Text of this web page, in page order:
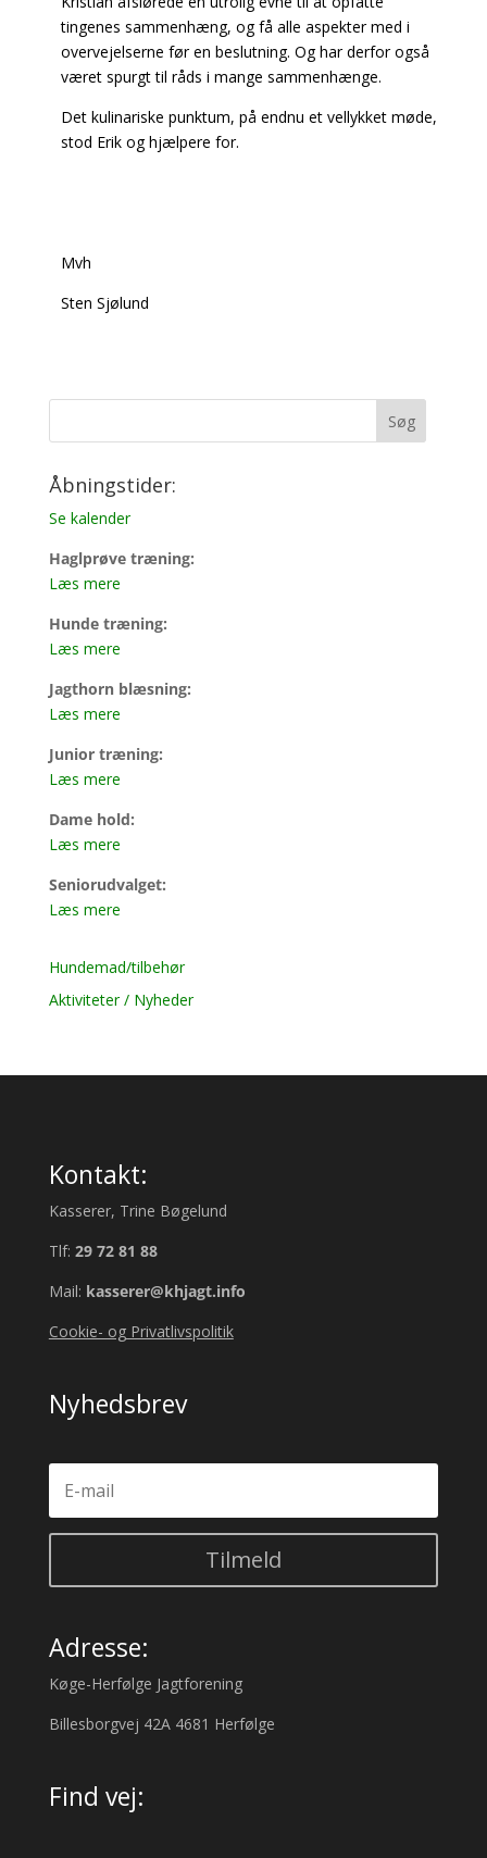
tingenes sammenhæng, og få alle aspekter med i
overvejelserne før en beslutning. Og har derfor også
været spurgt til råds i mange sammenhænge.
Det kulinariske punktum, på endnu et vellykket møde,
stod Erik og hjælpere for.
Mvh
Sten Sjølund
Åbningstider:
Se kalender
Haglprøve træning:
Læs mere
Hunde træning:
Læs mere
Jagthorn blæsning:
Læs mere
Junior træning:
Læs mere
Dame hold:
Læs mere
Seniorudvalget:
Læs mere
Hundemad/tilbehør
Aktiviteter / Nyheder
Kontakt:
Kasserer, Trine Bøgelund
Tlf: 29 72 81 88
Mail: kasserer@khjagt.info
Cookie- og Privatlivspolitik
Nyhedsbrev
Tilmeld
Adresse:
Køge-Herfølge Jagtforening
Billesborgvej 42A 4681 Herfølge
Find vej: